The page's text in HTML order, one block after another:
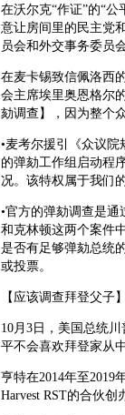
在沃尔克“作证”的“
意让房间里的民主党
员会和外交事务委员
在麦卡锡致信佩洛西
会主席埃里奥恩格尔
劾调查】，因为整个
•麦考尔援引《众议
的弹劾工作组启动程
况。该特权属于我们
•官方的弹劾调查是
和克林顿这两个案件
是否有足够弹劾总统
或投票。
【应该调查拜登父子】
10月3日，美国总统
平不会喜欢拜登家从
亨特在2014年至2019
Harvest RST的合伙创